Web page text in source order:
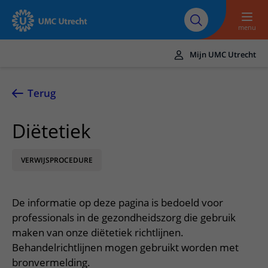
Naar hoofdinhoud
Over UMC
Utrecht
Research
Werken bij het UMC
Utrecht
menu
UMC Utrecht
Zorg en behandeling
Ziekten en aandoeningen
Poliklinieken
Verpleegafdelingen
Onze zorgverleners
Afspraak en opname
Bezoek aan de polikliniek
Opname in het ziekenhuis
Voorbereiding op uw afspraak
Op bezoek in het UMC Utrecht
Apotheek
Winkels en restaurants
Contact en route
Spoed
Contactgegevens
Verwijzers
Patiënt verwijzen
Mijn UMC Utrecht
Terug
Diëtetiek
VERWIJSPROCEDURE
De informatie op deze pagina is bedoeld voor
professionals in de gezondheidszorg die gebruik
maken van onze diëtetiek richtlijnen.
Behandelrichtlijnen mogen gebruikt worden met
bronvermelding.